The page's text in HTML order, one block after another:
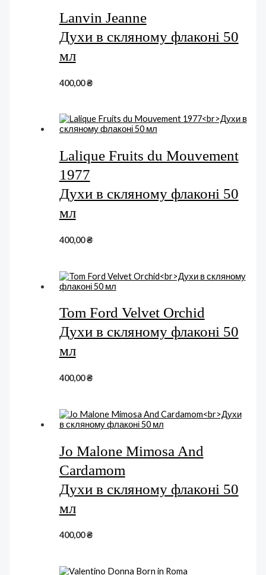
Lanvin Jeanne
Духи в скляному флаконі 50
мл
400,00₴
Lalique Fruits du Mouvement
1977
Духи в скляному флаконі 50
мл
400,00₴
Tom Ford Velvet Orchid
Духи в скляному флаконі 50
мл
400,00₴
Jo Malone Mimosa And
Cardamom
Духи в скляному флаконі 50
мл
400,00₴